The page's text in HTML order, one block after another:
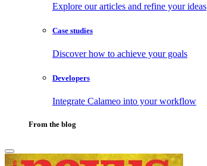
Explore our articles and refine your ideas
Case studies
Discover how to achieve your goals
Developers
Integrate Calameo into your workflow
From the blog